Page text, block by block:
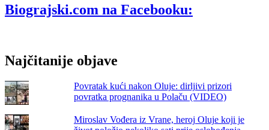
Biograjski.com na Facebooku:
Najčitanije objave
Povratak kući nakon Oluje: dirljivi prizori
povratka prognanika u Polaču (VIDEO)
Miroslav Vođera iz Vrane, heroj Oluje koji je